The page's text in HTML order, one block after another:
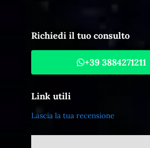
Richiedi il tuo consulto
+39 3884271211
Link utili
Lascia la tua recensione